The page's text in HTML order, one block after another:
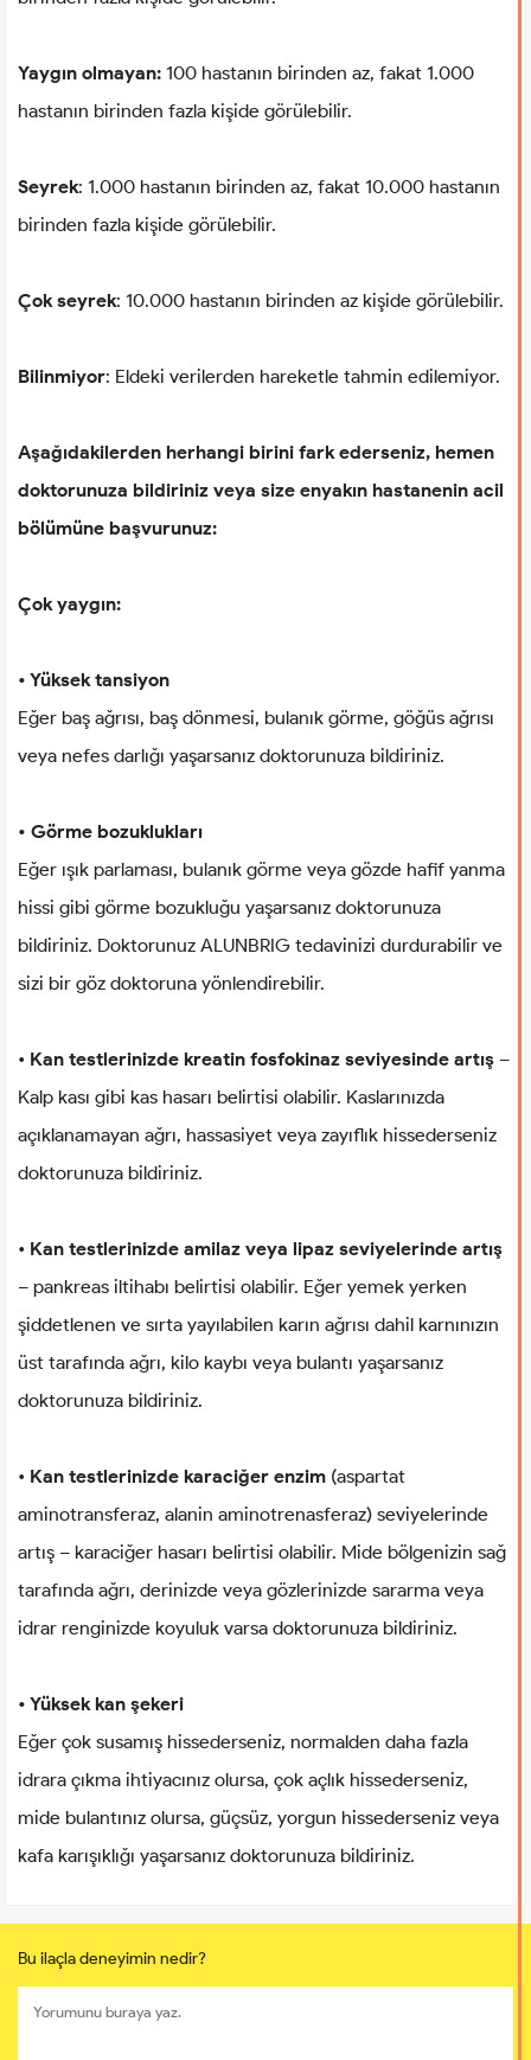
Yaygın olmayan: 100 hastanın birinden az, fakat 1.000
hastanın birinden fazla kişide görülebilir.
Seyrek: 1.000 hastanın birinden az, fakat 10.000 hastanın
birinden fazla kişide görülebilir.
Çok seyrek: 10.000 hastanın birinden az kişide görülebilir.
Bilinmiyor: Eldeki verilerden hareketle tahmin edilemiyor.
Aşağıdakilerden herhangi birini fark ederseniz, hemen
doktorunuza bildiriniz veya size enyakın hastanenin acil
bölümüne başvurunuz:
Çok yaygın:
• Yüksek tansiyon
Eğer baş ağrısı, baş dönmesi, bulanık görme, göğüs ağrısı
veya nefes darlığı yaşarsanız doktorunuza bildiriniz.
• Görme bozuklukları
Eğer ışık parlaması, bulanık görme veya gözde hafif yanma
hissi gibi görme bozukluğu yaşarsanız doktorunuza
bildiriniz. Doktorunuz ALUNBRIG tedavinizi durdurabilir ve
sizi bir göz doktoruna yönlendirebilir.
• Kan testlerinizde kreatin fosfokinaz seviyesinde artış–
Kalp kası gibi kas hasarı belirtisi olabilir. Kaslarınızda
açıklanamayan ağrı, hassasiyet veya zayıflık hissederseniz
doktorunuza bildiriniz.
• Kan testlerinizde amilaz veya lipaz seviyelerinde artış
– pankreas iltihabı belirtisi olabilir. Eğer yemek yerken
şiddetlenen ve sırta yayılabilen karın ağrısı dahil karnınızın
üst tarafında ağrı, kilo kaybı veya bulantı yaşarsanız
doktorunuza bildiriniz.
• Kan testlerinizde karaciğer enzim (aspartat
aminotransferaz, alanin aminotrenasferaz) seviyelerinde
artış – karaciğer hasarı belirtisi olabilir. Mide bölgenizin sağ
tarafında ağrı, derinizde veya gözlerinizde sararma veya
idrar renginizde koyuluk varsa doktorunuza bildiriniz.
• Yüksek kan şekeri
Eğer çok susamış hissederseniz, normalden daha fazla
idrara çıkma ihtiyacınız olursa, çok açlık hissederseniz,
mide bulantınız olursa, güçsüz, yorgun hissederseniz veya
kafa karışıklığı yaşarsanız doktorunuza bildiriniz.
Bu ilaçla deneyimin nedir?